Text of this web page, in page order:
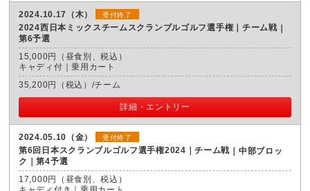
2024.10.17（木） 受付終了
2024西日本ミックスチームスクランブルゴルフ選手権｜チーム戦
第6予選
15,000円（昼食別、税込）
キャディ付｜乗用カート
35,200円（税込）/チーム
詳細・エントリー
2024.05.10（金） 受付終了
第6回日本スクランブルゴルフ選手権2024｜チーム戦
中部ブロッ
ク｜第4予選
17,000円（昼食別、税込）